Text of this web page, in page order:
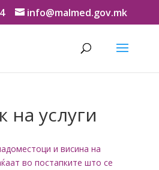
info@malmed.gov.mk
на услуги
и висина на
во постапките што се